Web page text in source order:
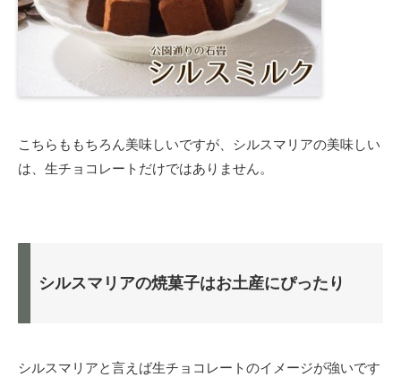
こちらももちろん美味しいですが、シルスマリアの美味しい
は、生チョコレートだけではありません。
シルスマリアの焼菓子はお土産にぴったり
シルスマリアと言えば生チョコレートのイメージが強いです